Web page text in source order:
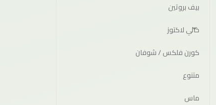
بيف بروتين
خالي لاكتوز
كورن فلكس / شوفان
متنوع
ماس